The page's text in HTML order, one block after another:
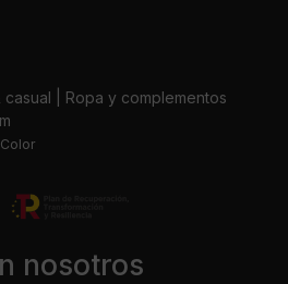
| Ropa y complementos
nosotros